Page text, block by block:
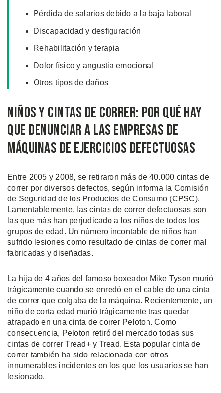
Pérdida de salarios debido a la baja laboral
Discapacidad y desfiguración
Rehabilitación y terapia
Dolor físico y angustia emocional
Otros tipos de daños
Niños y Cintas de Correr: Por Qué hay
que Denunciar a las Empresas de
Máquinas de Ejercicios Defectuosas
Entre 2005 y 2008, se retiraron más de 40.000 cintas de
correr por diversos defectos, según informa la Comisión
de Seguridad de los Productos de Consumo (CPSC).
Lamentablemente, las cintas de correr defectuosas son
las que más han perjudicado a los niños de todos los
grupos de edad. Un número incontable de niños han
sufrido lesiones como resultado de cintas de correr mal
fabricadas y diseñadas.
La hija de 4 años del famoso boxeador Mike Tyson murió
trágicamente cuando se enredó en el cable de una cinta
de correr que colgaba de la máquina. Recientemente, un
niño de corta edad murió trágicamente tras quedar
atrapado en una cinta de correr Peloton. Como
consecuencia, Peloton retiró del mercado todas sus
cintas de correr Tread+ y Tread. Esta popular cinta de
correr también ha sido relacionada con otros
innumerables incidentes en los que los usuarios se han
lesionado.